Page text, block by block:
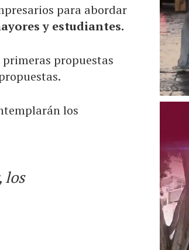
para abordar
y estudiantes.
primeras propuestas
los
los